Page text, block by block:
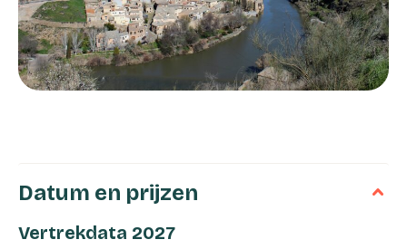
Datum en prijzen
Vertrekdata 2027